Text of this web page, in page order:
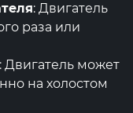
: Двигатель
раза или
: Двигатель может
на холостом